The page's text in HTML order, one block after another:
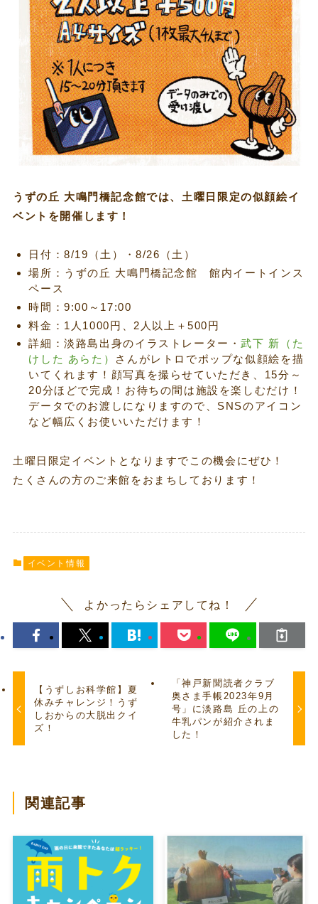
うずの丘 大鳴門橋記念館では、土曜日限定の似顔絵イ
ベントを開催します！
日付：8/19（土）・8/26（土）
場所：うずの丘 大鳴門橋記念館 館内イートインス
ペース
時間：9:00～17:00
料金：1人1000円、2人以上＋500円
詳細：淡路島出身のイラストレーター・武下 新（た
けした あらた） さんがレトロでポップな似顔絵を描
いてくれます！顔写真を撮らせていただき、15分～
20分ほどで完成！お待ちの間は施設を楽しむだけ！
データでのお渡しになりますので、SNSのアイコン
など幅広くお使いいただけます！
土曜日限定イベントとなりますでこの機会にぜひ！
たくさんの方のご来館をおまちしております！
イベント情報
よかったらシェアしてね！
【うずしお科学館】夏
休みチャレンジ！うず
しおからの大脱出クイ
ズ！
「神戸新聞読者クラブ
奥さま手帳2023年9月
号」に淡路島 丘の上の
牛乳パンが紹介されま
した！
関連記事